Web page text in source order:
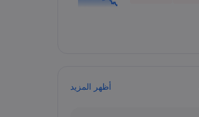
أظهر المزيد